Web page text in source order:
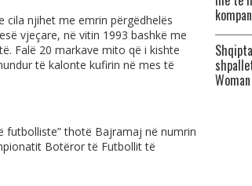
njihet me emrin përgëdhelës
vjeçare, në vitin 1993 bashkë me
Falë 20 markave mito që i kishte
të kalonte kufirin në mes të
futbolliste” thotë Bajramaj në numrin
Botëror të Futbollit të